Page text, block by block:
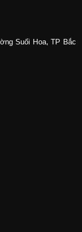
Suối Hoa, TP Bắc